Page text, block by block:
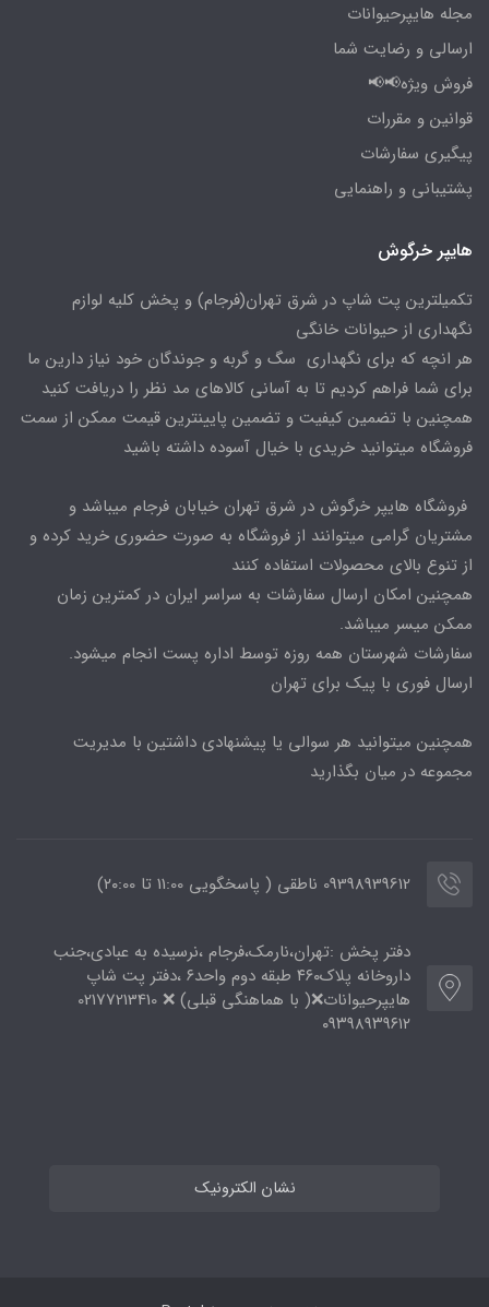
مجله هایپرحیوانات
ارسالی و رضایت شما
فروش ویژه📢📢
قوانین و مقررات
پیگیری سفارشات
پشتیبانی و راهنمایی
هایپر خرگوش
تکمیلترین پت شاپ در شرق تهران(فرجام) و پخش کلیه لوازم
نگهداری از حیوانات خانگی
هر انچه که برای نگهداری سگ و گربه و جوندگان خود نیاز دارین ما
برای شما فراهم کردیم تا به آسانی کالاهای مد نظر را دریافت کنید
همچنین با تضمین کیفیت و تضمین پایینترین قیمت ممکن از سمت
فروشگاه میتوانید خریدی با خیال آسوده داشته باشید
فروشگاه هایپر خرگوش در شرق تهران خیابان فرجام میباشد و
مشتریان گرامی میتوانند از فروشگاه به صورت حضوری خرید کرده و
از تنوع بالای محصولات استفاده کنند
همچنین امکان ارسال سفارشات به سراسر ایران در کمترین زمان
ممکن میسر میباشد.
سفارشات شهرستان همه روزه توسط اداره پست انجام میشود.
ارسال فوری با پیک برای تهران
همچنین میتوانید هر سوالی یا پیشنهادی داشتین با مدیریت
مجموعه در میان بگذارید
09398939612 ناطقی ( پاسخگویی 11:00 تا ۲۰:00)
دفتر پخش :تهران،نارمک،فرجام ،نرسیده به عبادی،جنب
داروخانه پلاک۴۶۰ طبقه دوم واحد۶ ،دفتر پت شاپ
هایپرحیوانات❌( با هماهنگی قبلی) ❌ 02177213410
۰۹۳۹۸۹۳۹۶۱۲
نشان الکترونیک